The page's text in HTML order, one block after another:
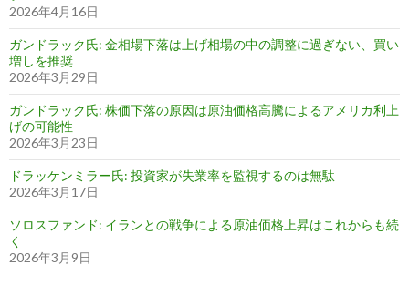
2026年4月16日
ガンドラック氏: 金相場下落は上げ相場の中の調整に過ぎない、買い
増しを推奨
2026年3月29日
ガンドラック氏: 株価下落の原因は原油価格高騰によるアメリカ利上
げの可能性
2026年3月23日
ドラッケンミラー氏: 投資家が失業率を監視するのは無駄
2026年3月17日
ソロスファンド: イランとの戦争による原油価格上昇はこれからも続
く
2026年3月9日